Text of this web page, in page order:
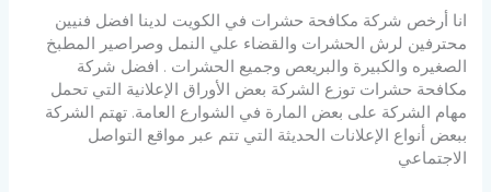
انا أرخص شركة مكافحة حشرات في الكويت لدينا افضل فنيين
محترفين لرش الحشرات والقضاء علي النمل وصراصير المطبخ
الصغيره والكبيرة والبريعص وجميع الحشرات . افضل شركة
مكافحة حشرات توزع الشركة بعض الأوراق الإعلانية التي تحمل
مهام الشركة على بعض المارة في الشوارع العامة. تهتم الشركة
ببعض أنواع الإعلانات الحديثة التي تتم عبر مواقع التواصل
الاجتماعي